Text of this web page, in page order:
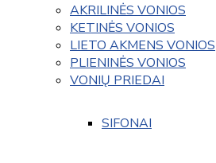
AKRILINĖS VONIOS
KETINĖS VONIOS
LIETO AKMENS VONIOS
PLIENINĖS VONIOS
VONIŲ PRIEDAI
SIFONAI